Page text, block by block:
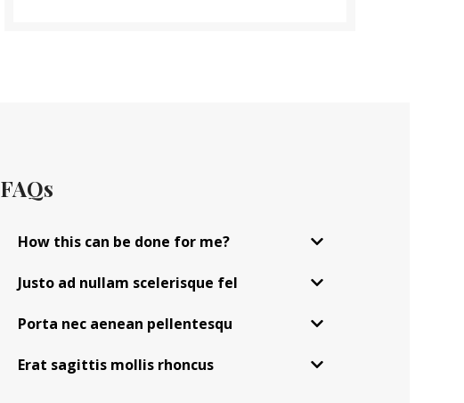
FAQs
How this can be done for me?
Justo ad nullam scelerisque fel
Porta nec aenean pellentesqu
Erat sagittis mollis rhoncus